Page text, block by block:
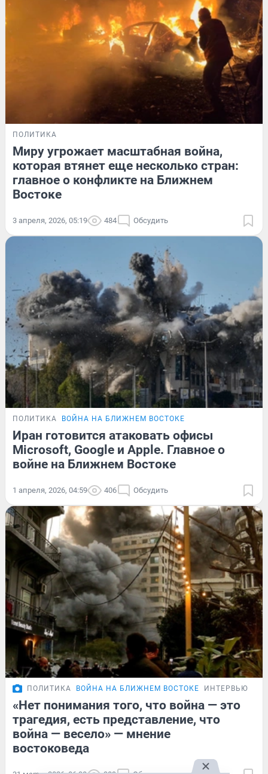
ПОЛИТИКА
Миру угрожает масштабная война,
которая втянет еще несколько стран:
главное о конфликте на Ближнем
Востоке
3 апреля, 2026, 05:19 484 Обсудить
ПОЛИТИКА ВОЙНА НА БЛИЖНЕМ ВОСТОКЕ
Иран готовится атаковать офисы
Microsoft, Google и Apple. Главное о
войне на Ближнем Востоке
1 апреля, 2026, 04:59 406 Обсудить
ПОЛИТИКА ВОЙНА НА БЛИЖНЕМ ВОСТОКЕ ИНТЕРВЬЮ
«Нет понимания того, что война — это
трагедия, есть представление, что
война — весело» — мнение
востоковеда